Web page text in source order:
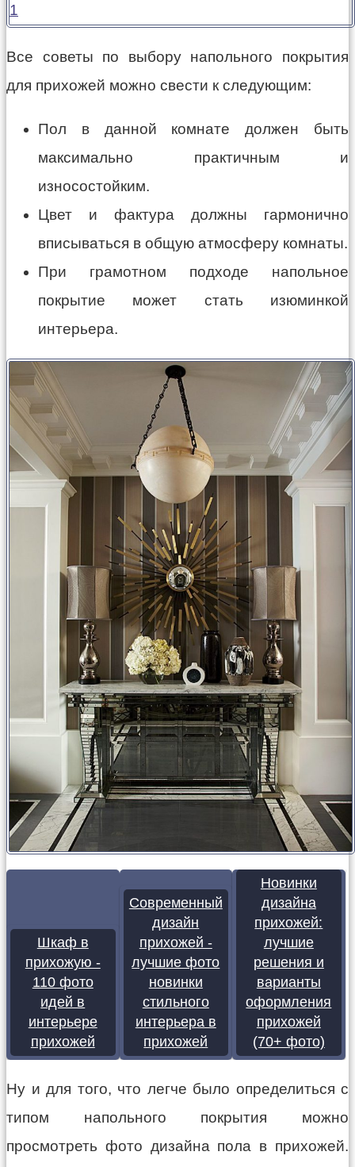
Все советы по выбору напольного покрытия
для прихожей можно свести к следующим:
Пол в данной комнате должен быть
максимально практичным и
износостойким.
Цвет и фактура должны гармонично
вписываться в общую атмосферу комнаты.
При грамотном подходе напольное
покрытие может стать изюминкой
интерьера.
Шкаф в
прихожую -
110 фото
идей в
интерьере
прихожей
Современный
дизайн
прихожей -
лучшие фото
новинки
стильного
интерьера в
прихожей
Новинки
дизайна
прихожей:
лучшие
решения и
варианты
оформления
прихожей
(70+ фото)
Ну и для того, что легче было определиться с
типом напольного покрытия можно
просмотреть фото дизайна пола в прихожей.